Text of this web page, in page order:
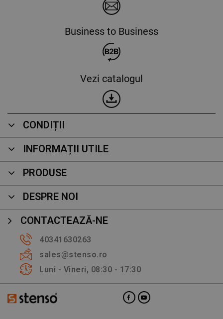
Business to Business
Vezi catalogul
CONDIȚII
INFORMAȚII UTILE
PRODUSE
DESPRE NOI
CONTACTEAZĂ-NE
40341630263
sales@stenso.ro
Luni - Vineri, 08:30 - 17:30